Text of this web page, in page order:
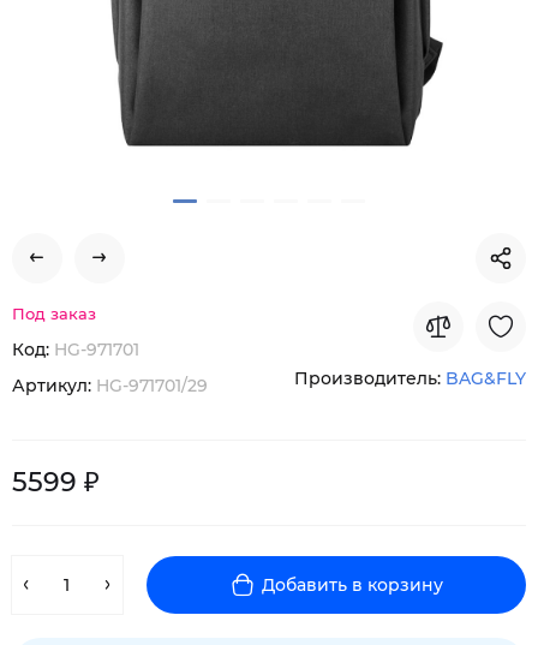
Под заказ
Код: HG-971701
Артикул: HG-971701/29 Производитель: BAG&FLY
5599 ₽
Добавить в корзину